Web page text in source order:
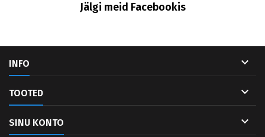
Jälgi meid Facebookis
INFO 
TOOTED 
SINU KONTO 